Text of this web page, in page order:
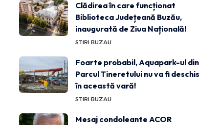
Clădirea în care funcționat
Biblioteca Județeană Buzău,
inaugurată de Ziua Națională!
STIRI BUZAU
Foarte probabil, Aquapark-ul din
Parcul Tineretului nu va fi deschis
în această vară!
STIRI BUZAU
Mesaj condoleante ACOR